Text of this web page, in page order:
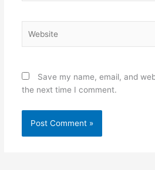
Save my name, email, and
the next time I comment.